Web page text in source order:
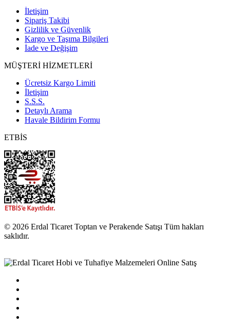
İletişim
Sipariş Takibi
Gizlilik ve Güvenlik
Kargo ve Taşıma Bilgileri
İade ve Değişim
MÜŞTERİ HİZMETLERİ
Ücretsiz Kargo Limiti
İletişim
S.S.S.
Detaylı Arama
Havale Bildirim Formu
ETBİS
© 2026 Erdal Ticaret Toptan ve Perakende Satışı Tüm hakları
saklıdır.